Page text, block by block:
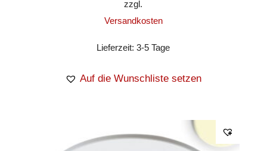
zzgl.
Versandkosten
Lieferzeit:3-5 Tage
Auf die Wunschliste setzen